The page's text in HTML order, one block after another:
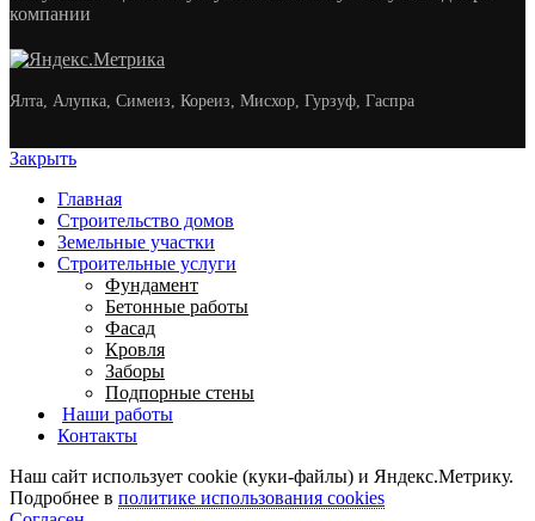
компании
Ялта, Алупка, Симеиз, Кореиз, Мисхор, Гурзуф, Гаспра
Закрыть
Главная
Строительство домов
Земельные участки
Строительные услуги
Фундамент
Бетонные работы
Фасад
Кровля
Заборы
Подпорные стены
Наши работы
Контакты
Наш сайт использует cookie (куки-файлы) и Яндекс.Метрику.
Подробнее в политике использования cookies